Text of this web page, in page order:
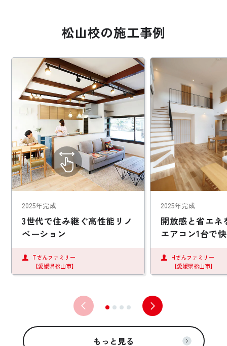
松山校の施工事例
2025年完成
3世代で住み継ぐ高性能リノ
ベーション
Tさんファミリー
【愛媛県松山市】
2025年完成
開放感と省エネ
エアコン1台で
Hさんファミリー
【愛媛県松山市】
もっと見る